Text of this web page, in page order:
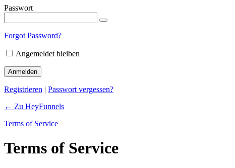
Passwort
Forgot Password?
Angemeldet bleiben
Registrieren | Passwort vergessen?
← Zu HeyFunnels
Terms of Service
Terms of Service